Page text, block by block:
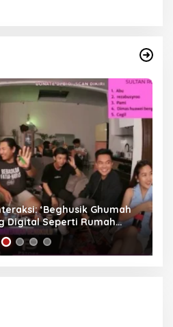
‘Beghusik Ghumah
Digital Seperti Rumah